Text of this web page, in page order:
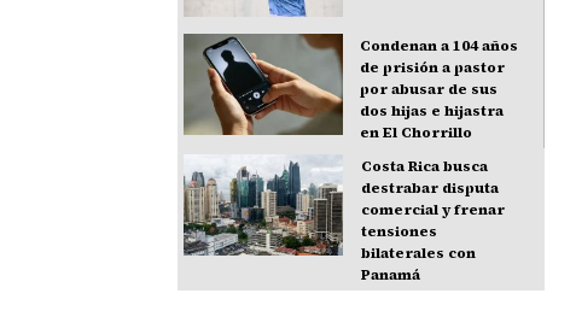
Condenan a 104 años
de prisión a pastor
por abusar de sus
dos hijas e hijastra
en El Chorrillo
Costa Rica busca
destrabar disputa
comercial y frenar
tensiones
bilaterales con
Panamá